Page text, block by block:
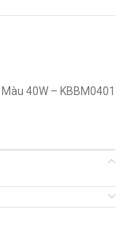
40W – KBBM0401